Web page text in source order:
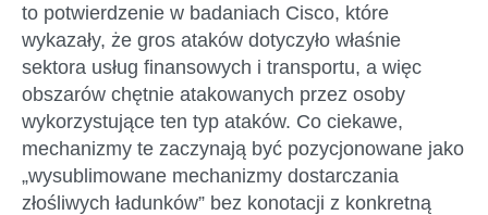
to potwierdzenie w badaniach Cisco, które
wykazały, że gros ataków dotyczyło właśnie
sektora usług finansowych i transportu, a więc
obszarów chętnie atakowanych przez osoby
wykorzystujące ten typ ataków. Co ciekawe,
mechanizmy te zaczynają być pozycjonowane jako
„wysublimowane mechanizmy dostarczania
złośliwych ładunków” bez konotacji z konkretną